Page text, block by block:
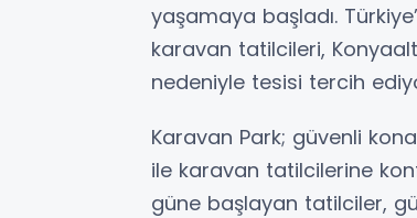
yaşamaya başladı.
karavan tatilcileri,
nedeniyle tesisi tercih
Karavan Park; güvenli
ile karavan tatilcilerine
güne başlayan tatilciler,